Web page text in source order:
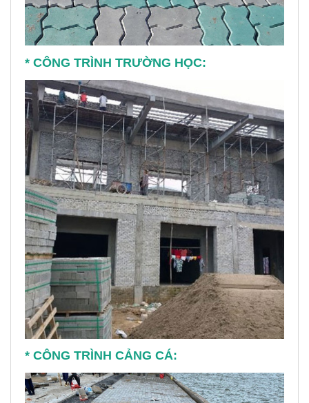
* CÔNG TRÌNH TRƯỜNG HỌC:
* CÔNG TRÌNH CẢNG CÁ: